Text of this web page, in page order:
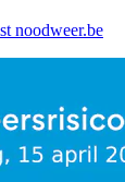
noodweer.be